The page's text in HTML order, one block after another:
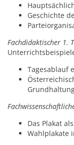
Geschichte
Fachdidaktischer 1.
Tagesablauf
Das Plakat
Wahlplakate